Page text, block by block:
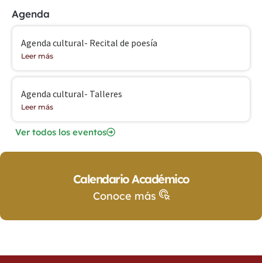
Agenda
Agenda cultural- Recital de poesía
Leer más
Agenda cultural- Talleres
Leer más
Ver todos los eventos
Calendario Académico
Conoce más